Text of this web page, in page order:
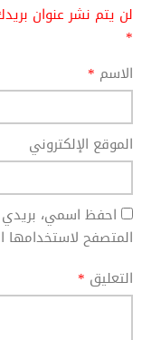
لن يتم نشر عنوان
*
الاسم *
الموقع الإلكتروني
احفظ اسمي، بريدي
المتصفح لاستخدامها
التعليق *